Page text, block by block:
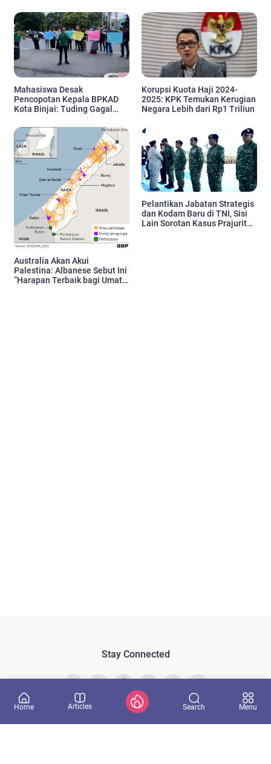
Mahasiswa Desak
Pencopotan Kepala BPKAD
Kota Binjai: Tuding Gagal
Daerah
Korupsi Kuota Haji 2024-
2025: KPK Temukan Kerugian
Negara Lebih dari Rp1 Triliun
Australia Akan Akui
Palestina: Albanese Sebut Ini
“Harapan Terbaik bagi Umat
Pelantikan Jabatan Strategis
dan Kodam Baru di TNI, Sisi
Lain Sorotan Kasus Prajurit
Stay Connected
Home Articles Search Menu